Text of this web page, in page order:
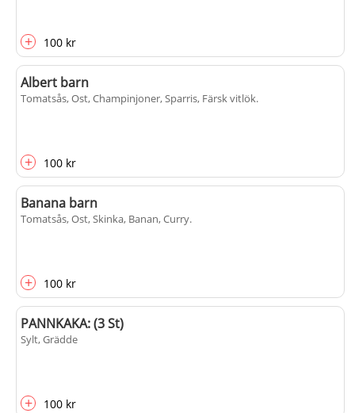
+ 100 kr
Albert barn
Tomatsås, Ost, Champinjoner, Sparris, Färsk vitlök.
+ 100 kr
Banana barn
Tomatsås, Ost, Skinka, Banan, Curry.
+ 100 kr
PANNKAKA: (3 St)
Sylt, Grädde
+ 100 kr